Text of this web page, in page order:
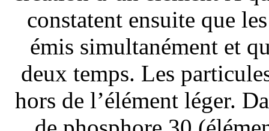
constatent ensuite que
émis simultanément et
deux temps. Les
hors de l’élément léger.